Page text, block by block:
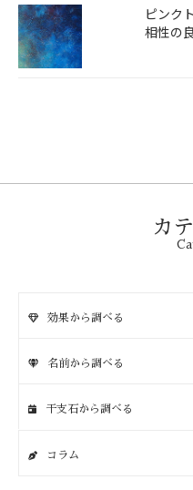
ピンク
相性の
カ
効果から調べる
名前から調べる
干支石から調べる
コラム